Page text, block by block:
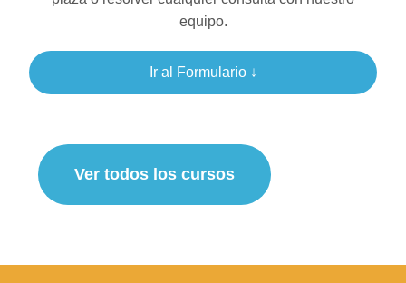
equipo.
Ir al Formulario ↓
Ver todos los cursos